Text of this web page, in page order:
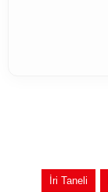
İri Taneli